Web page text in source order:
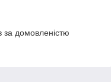
за домовленістю